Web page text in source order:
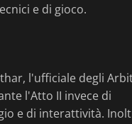
e di gioco.
l'ufficiale degli
l'Atto II invece di
e di interattività.